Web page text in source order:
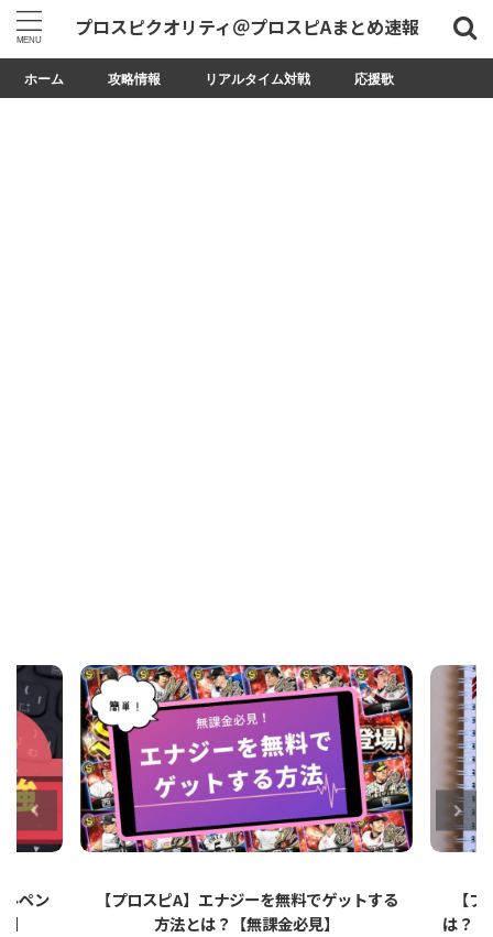
プロスピクオリティ＠プロスピAまとめ速報
ホーム 攻略情報 リアルタイム対戦 応援歌
する
【プロスピA】ペーパーライクフィルムと
は？リアタイでのメリット・デメリットを解
【